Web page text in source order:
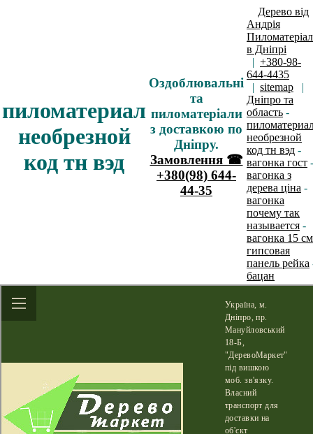
пиломатериал
необрезной
код тн вэд
Оздоблювальні
та
пиломатеріали
з доставкою по
Дніпру.
Замовлення ☎
+380(98) 644-
44-35
Дерево від
Андрія
в Дніпрі
| +380-98-
644-4435
| sitemap |
Дніпро та
область -
необрезной
код тн вэд -
вагонка гост -
вагонка з
дерева ціна -
вагонка
почему так
называется -
вагонка 15 см
гипсовая
панель рейка
бацан